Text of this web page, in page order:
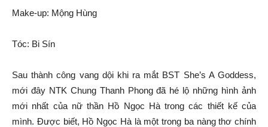
Make-up: Mộng Hùng
Tóc: Bi Sín
Sau thành công vang dội khi ra mắt BST She’s A Goddess,
mới đây NTK Chung Thanh Phong đã hé lộ những hình ảnh
mới nhất của nữ thần Hồ Ngọc Hà trong các thiết kế của
mình. Được biết, Hồ Ngọc Hà là một trong ba nàng thơ chính